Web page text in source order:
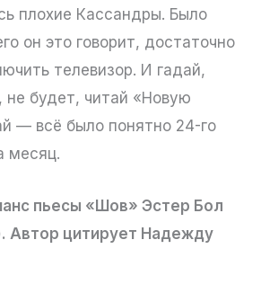
плохие Кассандры. Было
он это говорит, достаточно
телевизор. И гадай,
не будет, читай «Новую
— всё было понятно 24-го
месяц.
пьесы «Шов» Эстер Бол
Автор цитирует Надежду